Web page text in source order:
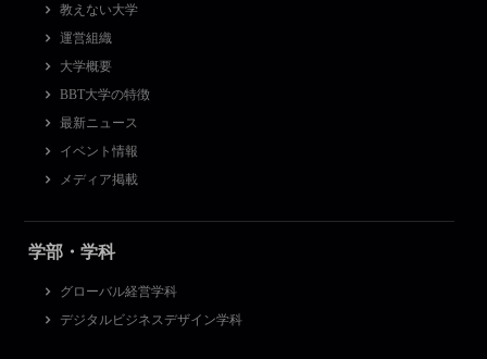
教えない大学
運営組織
大学概要
BBT大学の特徴
最新ニュース
イベント情報
メディア掲載
学部・学科
グローバル経営学科
デジタルビジネスデザイン学科